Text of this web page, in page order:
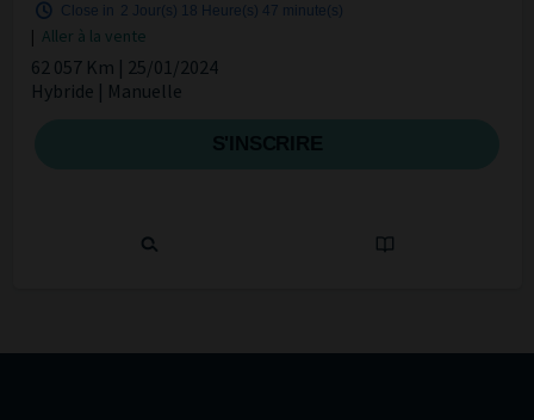
Close in 2 Jour(s) 18 Heure(s) 47 minute(s)
| Aller à la vente
62 057 Km | 25/01/2024
Hybride | Manuelle